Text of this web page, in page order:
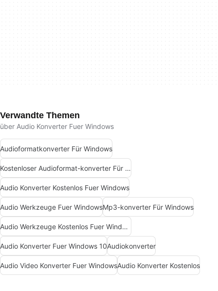
Verwandte Themen
über Audio Konverter Fuer Windows
Audioformatkonverter Für Windows
Kostenloser Audioformat-konverter Für Windows
Audio Konverter Kostenlos Fuer Windows
Audio Werkzeuge Fuer WindowsMp3-konverter Für Windows
Audio Werkzeuge Kostenlos Fuer Windows
Audio Konverter Fuer Windows 10Audiokonverter
Audio Video Konverter Fuer WindowsAudio Konverter Kostenlos